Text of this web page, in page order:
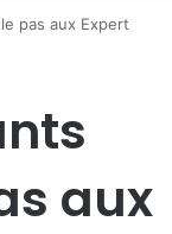
pas aux Expert
aux